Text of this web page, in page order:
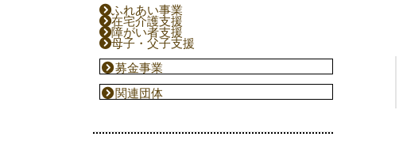
ふれあい事業
在宅介護支援
障がい者支援
母子・父子支援
募金事業
関連団体